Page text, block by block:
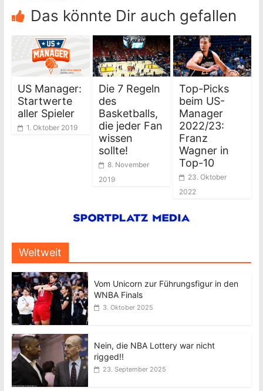
Das könnte Dir auch gefallen
US Manager:
Startwerte
aller Spieler
1. Oktober 2019
Die 7 Regeln
des
Basketballs,
die jeder Fan
wissen
sollte!
8. November
2019
Top-Picks
beim US-
Manager
2022/23:
Franz
Wagner in
Top-10
23. Oktober
2022
Weltweit
Vom Unicorn zur Führungsfigur in den
WNBA Finals
3. Oktober 2025
Nein, die NBA Lottery war nicht
rigged!!
23. September 2025